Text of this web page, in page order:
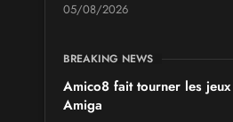
05/08/2026
BREAKING NEWS
Amico8 fait tourner les
Amiga